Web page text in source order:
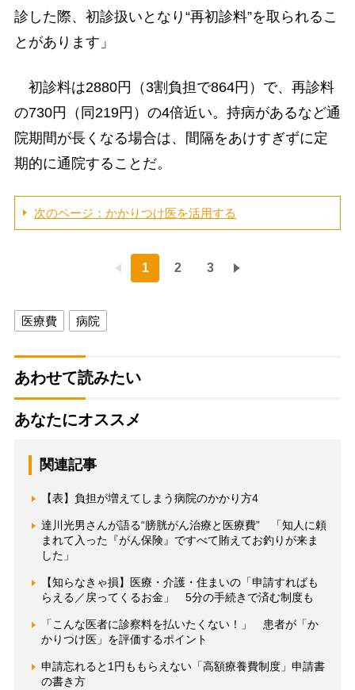
診した際、初診扱いとなり“再初診料”を取られるこ
とがあります」
初診料は2880円（3割負担で864円）で、再診料
の730円（同219円）の4倍近い。持病があるなど通
院期間が長くなる場合は、間隔をあけすぎずに定
期的に通院することだ。
次のページ：かかりつけ医を活用する
1 2 3
医療費 病院
あわせて読みたい
あなたにオススメ
関連記事
【表】負担が増えてしまう病院のかかり方4
達川光男さんが語る“膀胱がん治療と医療費” 「知人に頼
まれて入った『がん保険』ですべて賄えてお釣りが来ま
した」
【知らなきゃ損】医療・介護・住まいの「申請すればも
らえる／戻ってくるお金」 5分の手続きで済む制度も
「こんな医者に診察料を払いたくない！」 患者が「か
かりつけ医」を評価するポイント
申請忘れると1円ももらえない「高額療養費制度」申請書
の書き方